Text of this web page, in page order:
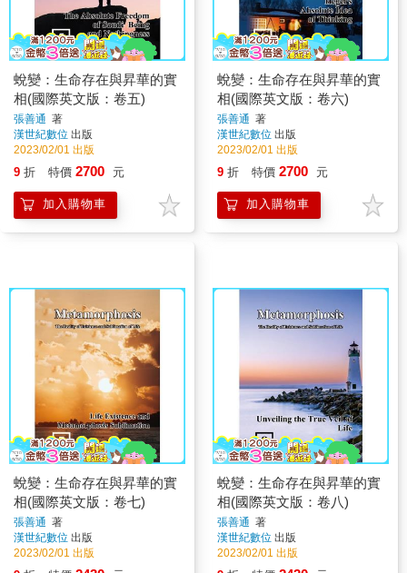
蛻變：生命存在與昇華的實
相(國際英文版：卷五)
張善通 著
漢世紀數位 出版
2023/02/01 出版
9 折 特價 2700 元
加入購物車
蛻變：生命存在與昇華的實
相(國際英文版：卷六)
張善通 著
漢世紀數位 出版
2023/02/01 出版
9 折 特價 2700 元
加入購物車
蛻變：生命存在與昇華的實
相(國際英文版：卷七)
張善通 著
漢世紀數位 出版
2023/02/01 出版
蛻變：生命存在與昇華的實
相(國際英文版：卷八)
張善通 著
漢世紀數位 出版
2023/02/01 出版